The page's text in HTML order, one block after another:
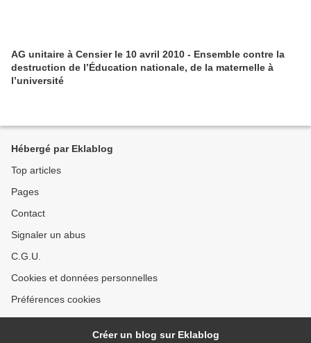
AG unitaire à Censier le 10 avril 2010 - Ensemble contre la
destruction de l’Éducation nationale, de la maternelle à
l’université
Hébergé par Eklablog
Top articles
Pages
Contact
Signaler un abus
C.G.U.
Cookies et données personnelles
Préférences cookies
Créer un blog sur Eklablog